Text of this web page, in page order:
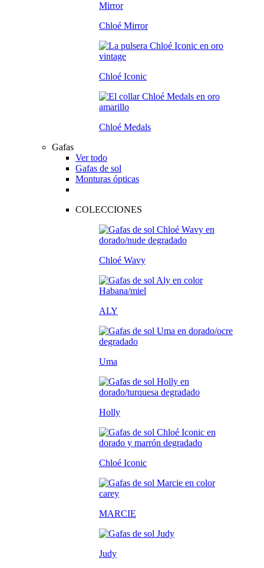
Chloé Mirror
Chloé Iconic
Chloé Medals
Gafas
Ver todo
Gafas de sol
Monturas ópticas
COLECCIONES
Chloé Wavy
ALY
Uma
Holly
Chloé Iconic
MARCIE
Judy